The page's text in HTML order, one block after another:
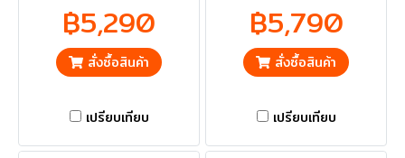
ราคารวม VAT แล้ว กทม. และ
ปริมณฑลส่งฟรี
฿5,290
สั่งซื้อสินค้า
เปรียบเทียบ
VAT แล้ว กทม. และ ปริมณฑล
ส่งฟรี
฿5,790
สั่งซื้อสินค้า
เปรียบเทียบ